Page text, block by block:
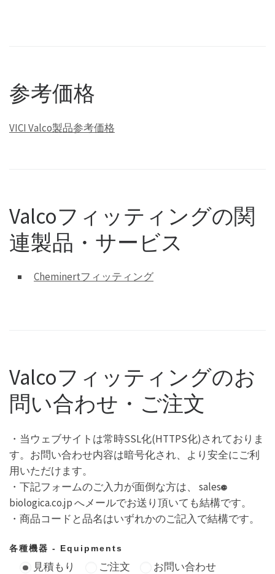
参考価格
VICI Valco製品参考価格
Valcoフィッティングの関
連製品・サービス
Cheminertフィッティング
Valcoフィッティングのお
問い合わせ・ご注文
・当ウェブサイトは常時SSL化(HTTPS化)されておりま
す。お問い合わせ内容は暗号化され、より安全にご利
用いただけます。
・下記フォームのご入力が面倒な方は、 sales
biologica.co.jp へメールでお送り頂いても結構です。
・商品コードと品名はいずれかのご記入で結構です。
各種機器 - Equipments
見積もり ご注文 お問い合わせ